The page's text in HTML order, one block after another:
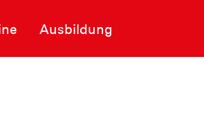
Ausbildung